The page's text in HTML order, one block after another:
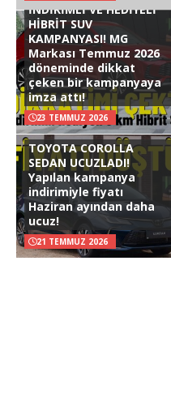
İNDİRİMLİ VE HEDİYELİ
HİBRİT SUV
KAMPANYASI! MG
Markası Temmuz 2026
döneminde dikkat
çeken bir kampanyaya
imza attı!
23 TEMMUZ 2026
TOYOTA COROLLA
SEDAN UCUZLADI!
Yapılan kampanya
indirimiyle fiyatı
Haziran ayından daha
ucuz!
21 TEMMUZ 2026